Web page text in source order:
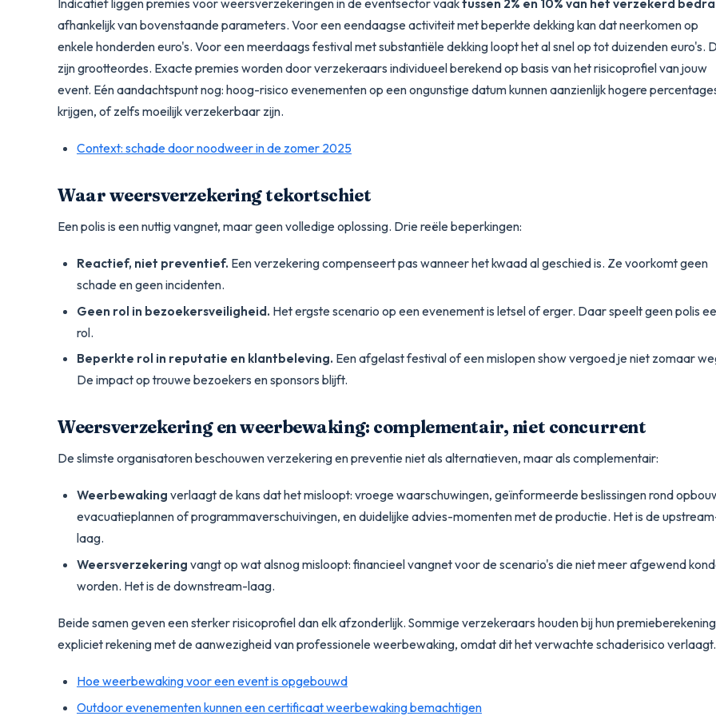
afhankelijk van bovenstaande parameters. Voor een eendaagse activiteit met beperkte dekking kan dat neerkomen op
enkele honderden euro's. Voor een meerdaags festival met substantiële dekking loopt het al snel op tot duizenden euro's.
zijn grootteordes. Exacte premies worden door verzekeraars individueel berekend op basis van het risicoprofiel van jouw
event. Eén aandachtspunt nog: hoog-risico evenementen op een ongunstige datum kunnen aanzienlijk hogere
krijgen, of zelfs moeilijk verzekerbaar zijn.
Context: schade door noodweer in de zomer 2025
Waar weersverzekering tekortschiet
Een polis is een nuttig vangnet, maar geen volledige oplossing. Drie reële beperkingen:
Reactief, niet preventief. Een verzekering compenseert pas wanneer het kwaad al geschied is. Ze voorkomt geen
schade en geen incidenten.
Geen rol in bezoekersveiligheid. Het ergste scenario op een evenement is letsel of erger. Daar speelt geen polis
rol.
Beperkte rol in reputatie en klantbeleving. Een afgelast festival of een mislopen show vergoed je niet zomaar
De impact op trouwe bezoekers en sponsors blijft.
Weersverzekering en weerbewaking: complementair, niet concurrent
De slimste organisatoren beschouwen verzekering en preventie niet als alternatieven, maar als complementair:
Weerbewaking verlaagt de kans dat het misloopt: vroege waarschuwingen, geïnformeerde beslissingen rond
evacuatieplannen of programmaverschuivingen, en duidelijke advies-momenten met de productie. Het is de upstream
laag.
Weersverzekering vangt op wat alsnog misloopt: financieel vangnet voor de scenario's die niet meer afgewend
worden. Het is de downstream-laag.
Beide samen geven een sterker risicoprofiel dan elk afzonderlijk. Sommige verzekeraars houden bij hun premieberekening
expliciet rekening met de aanwezigheid van professionele weerbewaking, omdat dit het verwachte schaderisico verlaagt.
Hoe weerbewaking voor een event is opgebouwd
Outdoor evenementen kunnen een certificaat weerbewaking bemachtigen